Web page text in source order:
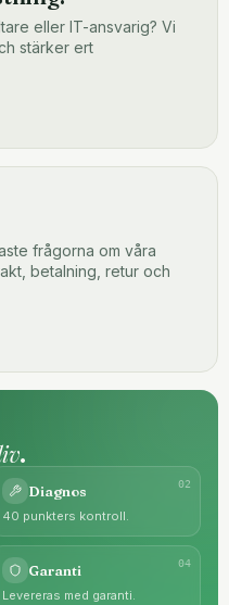
eller IT-ansvarig? Vi
stärker ert
frågorna om våra
betalning, retur och
.
02
Diagnos
40 punkters kontroll.
04
Garanti
Levereras med garanti.